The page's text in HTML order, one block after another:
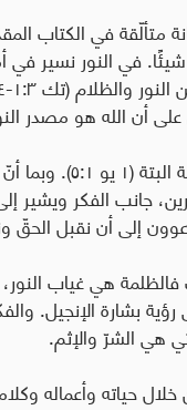
متألّقة في الكتاب
في النور نسير
على أن الله هو مصدر
الله نور وليس
جانب الفكر ويشير
إلى أن نقبل
هي غياب النور،
بشارة الإنجيل.
هي الشرّ والإثم.
حياته وأعماله